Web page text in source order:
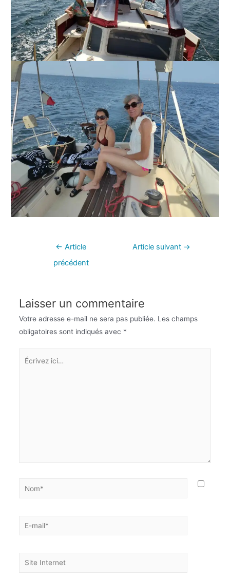
← Article
précédent
Article suivant →
Laisser un commentaire
Votre adresse e-mail ne sera pas publiée. Les champs
obligatoires sont indiqués avec *